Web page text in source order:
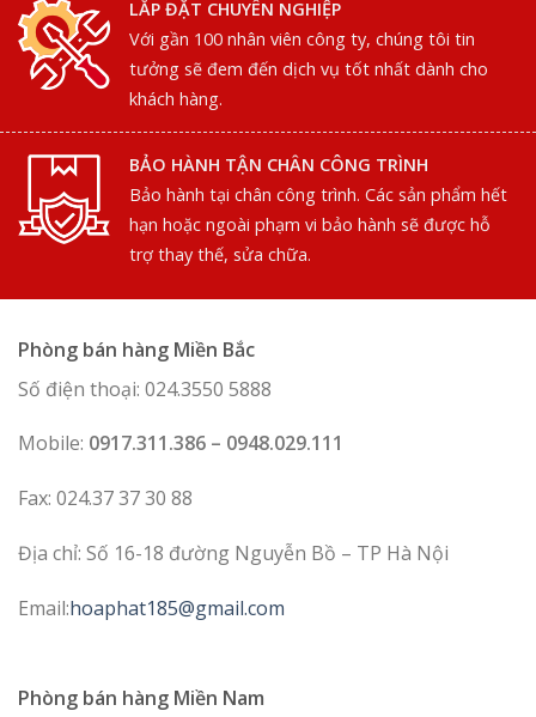
LẮP ĐẶT CHUYÊN NGHIỆP
Với gần 100 nhân viên công ty, chúng tôi tin
tưởng sẽ đem đến dịch vụ tốt nhất dành cho
khách hàng.
BẢO HÀNH TẬN CHÂN CÔNG TRÌNH
Bảo hành tại chân công trình. Các sản phẩm hết
hạn hoặc ngoài phạm vi bảo hành sẽ được hỗ
trợ thay thế, sửa chữa.
Phòng bán hàng Miền Bắc
Số điện thoại: 024.3550 5888
Mobile: 0917.311.386 – 0948.029.111
Fax: 024.37 37 30 88
Địa chỉ: Số 16-18 đường Nguyễn Bồ – TP Hà Nội
Email:hoaphat185@gmail.com
Phòng bán hàng Miền Nam